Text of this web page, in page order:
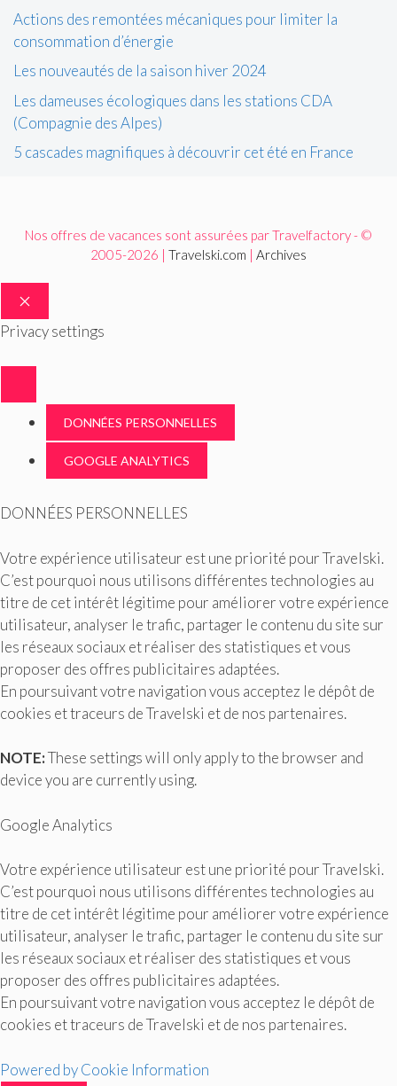
Actions des remontées mécaniques pour limiter la
consommation d’énergie
Les nouveautés de la saison hiver 2024
Les dameuses écologiques dans les stations CDA
(Compagnie des Alpes)
5 cascades magnifiques à découvrir cet été en France
Nos offres de vacances sont assurées par Travelfactory - ©
2005-2026 | Travelski.com Archives
FERMER
Privacy settings
DONNÉES PERSONNELLES
GOOGLE ANALYTICS
DONNÉES PERSONNELLES
Votre expérience utilisateur est une priorité pour Travelski.
C’est pourquoi nous utilisons différentes technologies au
titre de cet intérêt légitime pour améliorer votre expérience
utilisateur, analyser le trafic, partager le contenu du site sur
les réseaux sociaux et réaliser des statistiques et vous
proposer des offres publicitaires adaptées.
En poursuivant votre navigation vous acceptez le dépôt de
cookies et traceurs de Travelski et de nos partenaires.
NOTE:These settings will only apply to the browser and
device you are currently using.
Google Analytics
Votre expérience utilisateur est une priorité pour Travelski.
C’est pourquoi nous utilisons différentes technologies au
titre de cet intérêt légitime pour améliorer votre expérience
utilisateur, analyser le trafic, partager le contenu du site sur
les réseaux sociaux et réaliser des statistiques et vous
proposer des offres publicitaires adaptées.
En poursuivant votre navigation vous acceptez le dépôt de
cookies et traceurs de Travelski et de nos partenaires.
Powered by Cookie Information